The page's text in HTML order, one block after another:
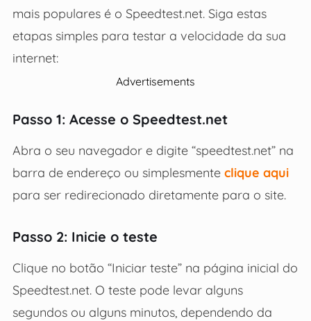
mais populares é o Speedtest.net. Siga estas
etapas simples para testar a velocidade da sua
internet:
Advertisements
Passo 1: Acesse o Speedtest.net
Abra o seu navegador e digite “speedtest.net” na
barra de endereço ou simplesmente clique aqui
para ser redirecionado diretamente para o site.
Passo 2: Inicie o teste
Clique no botão “Iniciar teste” na página inicial do
Speedtest.net. O teste pode levar alguns
segundos ou alguns minutos, dependendo da